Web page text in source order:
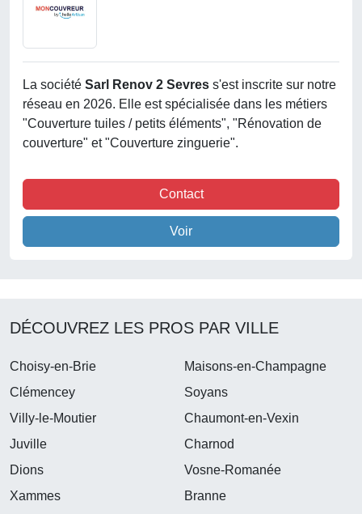
La société Sarl Renov 2 Sevres s'est inscrite sur notre
réseau en 2026. Elle est spécialisée dans les métiers
"Couverture tuiles / petits éléments", "Rénovation de
couverture" et "Couverture zinguerie".
Contact
Voir
DÉCOUVREZ LES PROS PAR VILLE
Choisy-en-Brie
Maisons-en-Champagne
Clémencey
Soyans
Villy-le-Moutier
Chaumont-en-Vexin
Juville
Charnod
Dions
Vosne-Romanée
Xammes
Branne